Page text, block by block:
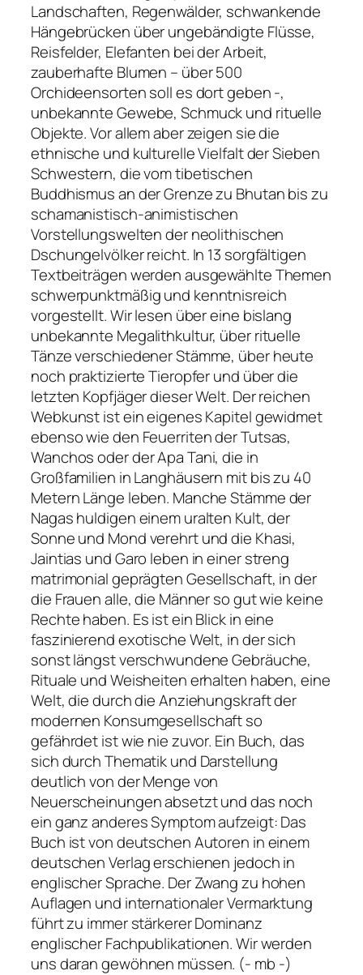
Landschaften, Regenwälder, schwankende
Hängebrücken über ungebändigte Flüsse,
Reisfelder, Elefanten bei der Arbeit,
zauberhafte Blumen – über 500
Orchideensorten soll es dort geben -,
unbekannte Gewebe, Schmuck und rituelle
Objekte. Vor allem aber zeigen sie die
ethnische und kulturelle Vielfalt der Sieben
Schwestern, die vom tibetischen
Buddhismus an der Grenze zu Bhutan bis zu
schamanistisch-animistischen
Vorstellungswelten der neolithischen
Dschungelvölker reicht. In 13 sorgfältigen
Textbeiträgen werden ausgewählte Themen
schwerpunktmäßig und kenntnisreich
vorgestellt. Wir lesen über eine bislang
unbekannte Megalithkultur, über rituelle
Tänze verschiedener Stämme, über heute
noch praktizierte Tieropfer und über die
letzten Kopfjäger dieser Welt. Der reichen
Webkunst ist ein eigenes Kapitel gewidmet
ebenso wie den Feuerriten der Tutsas,
Wanchos oder der Apa Tani, die in
Großfamilien in Langhäusern mit bis zu 40
Metern Länge leben. Manche Stämme der
Nagas huldigen einem uralten Kult, der
Sonne und Mond verehrt und die Khasi,
Jaintias und Garo leben in einer streng
matrimonial geprägten Gesellschaft, in der
die Frauen alle, die Männer so gut wie keine
Rechte haben. Es ist ein Blick in eine
faszinierend exotische Welt, in der sich
sonst längst verschwundene Gebräuche,
Rituale und Weisheiten erhalten haben, eine
Welt, die durch die Anziehungskraft der
modernen Konsumgesellschaft so
gefährdet ist wie nie zuvor. Ein Buch, das
sich durch Thematik und Darstellung
deutlich von der Menge von
Neuerscheinungen absetzt und das noch
ein ganz anderes Symptom aufzeigt: Das
Buch ist von deutschen Autoren in einem
deutschen Verlag erschienen jedoch in
englischer Sprache. Der Zwang zu hohen
Auflagen und internationaler Vermarktung
führt zu immer stärkerer Dominanz
englischer Fachpublikationen. Wir werden
uns daran gewöhnen müssen. (- mb -)